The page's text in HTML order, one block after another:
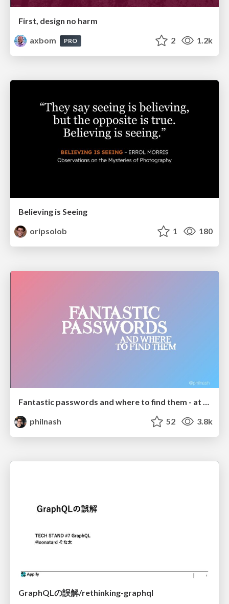
First, design no harm
axbom
PRO 2 1.2k
Believing is Seeing
oripsolob
1 180
Fantastic passwords and where to find them - at NoRuKo
philnash
52 3.8k
GraphQLの誤解/rethinking-graphql